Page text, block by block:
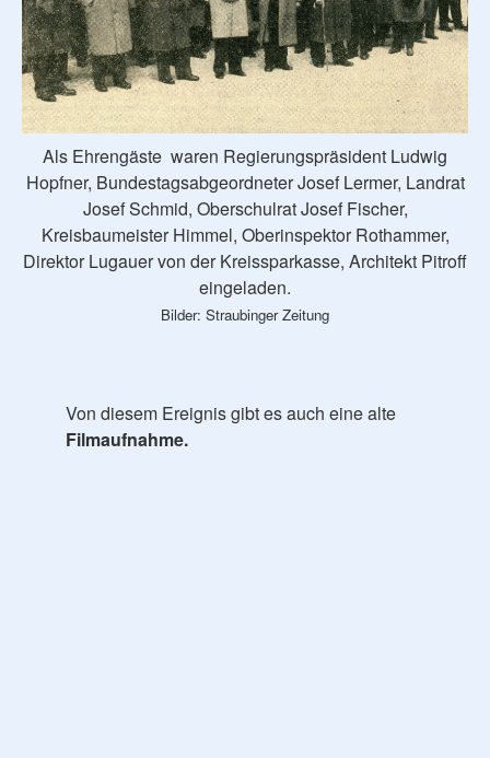
Als Ehrengäste waren Regierungspräsident Ludwig
Hopfner, Bundestagsabgeordneter Josef Lermer, Landrat
Josef Schmid, Oberschulrat Josef Fischer,
Kreisbaumeister Himmel, Oberinspektor Rothammer,
Direktor Lugauer von der Kreissparkasse, Architekt Pitroff
eingeladen.
Bilder: Straubinger Zeitung
Von diesem Ereignis gibt es auch eine alte
Filmaufnahme.